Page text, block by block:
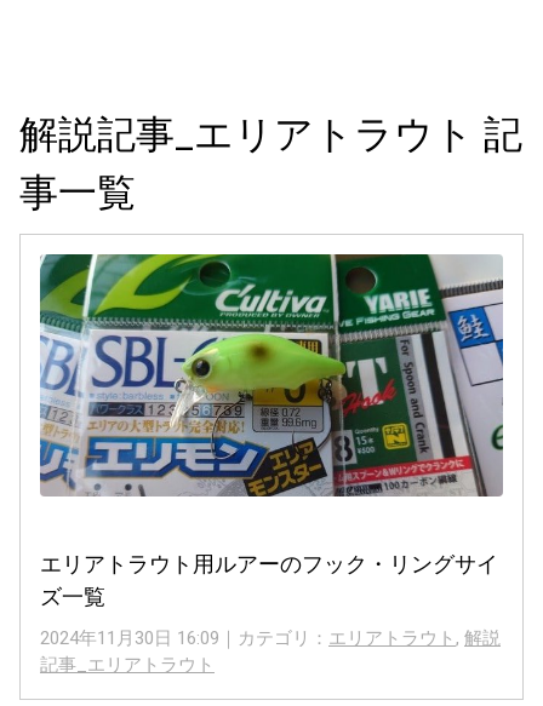
解説記事_エリアトラウト 記
事一覧
エリアトラウト用ルアーのフック・リングサイ
ズ一覧
2024年11月30日 16:09｜カテゴリ： エリアトラウト , 解説
記事_エリアトラウト